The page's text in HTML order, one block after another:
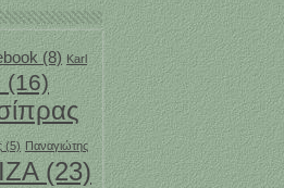
(8) Karl
(16)
(5) Παναγιώτης
(23)